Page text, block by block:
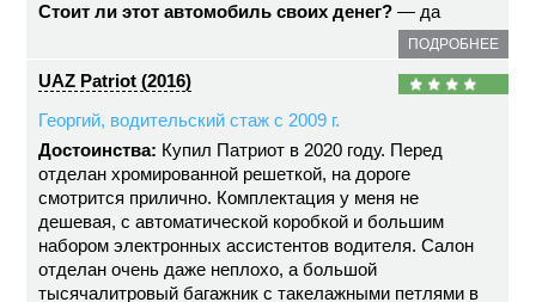
Стоит ли этот автомобиль своих денег? — да
ПОДРОБНЕЕ
UAZ Patriot (2016)
Георгий, водительский стаж с 2009 г.
Достоинства: Купил Патриот в 2020 году. Перед
отделан хромированной решеткой, на дороге
смотрится прилично. Комплектация у меня не
дешевая, с автоматической коробкой и большим
набором электронных ассистентов водителя. Салон
отделан очень даже неплохо, а большой
тысячалитровый багажник с такелажными петлями в